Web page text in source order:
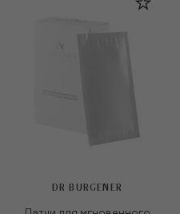
DR BURGENER